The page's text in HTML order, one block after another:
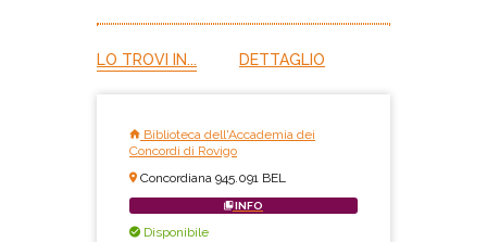
LO TROVI IN... DETTAGLIO
Biblioteca dell'Accademia dei
Concordi di Rovigo
Concordiana 945.091 BEL
INFO
Disponibile